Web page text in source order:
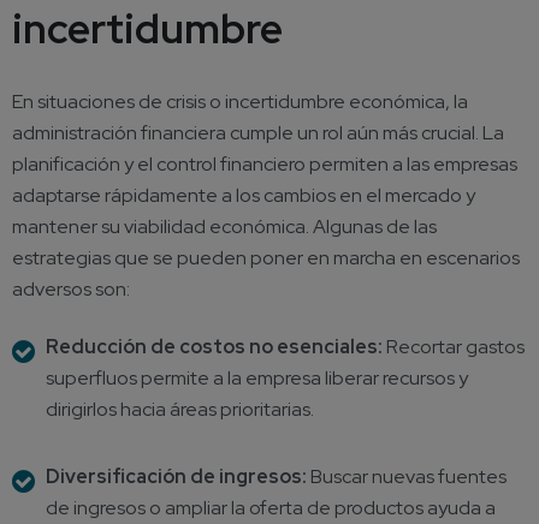
incertidumbre
En situaciones de crisis o incertidumbre económica, la
administración financiera cumple un rol aún más crucial. La
planificación y el control financiero permiten a las empresas
adaptarse rápidamente a los cambios en el mercado y
mantener su viabilidad económica. Algunas de las
estrategias que se pueden poner en marcha en escenarios
adversos son:
Reducción de costos no esenciales: Recortar gastos
superfluos permite a la empresa liberar recursos y
dirigirlos hacia áreas prioritarias.
Diversificación de ingresos: Buscar nuevas fuentes
de ingresos o ampliar la oferta de productos ayuda a